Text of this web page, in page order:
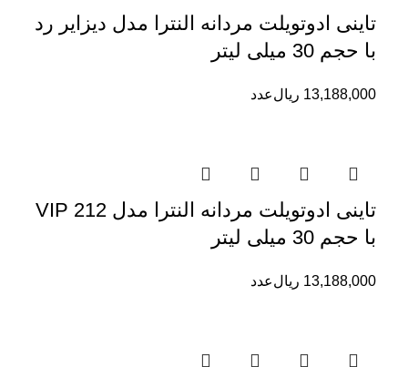
تاینی ادوتویلت مردانه النترا مدل دیزایر رد
با حجم 30 میلی لیتر
13,188,000 ریالعدد
تاینی ادوتویلت مردانه النترا مدل 212 VIP
با حجم 30 میلی لیتر
13,188,000 ریالعدد